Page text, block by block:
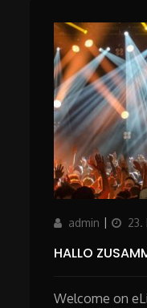
Author
admin 23.
HALLO
Welcome on